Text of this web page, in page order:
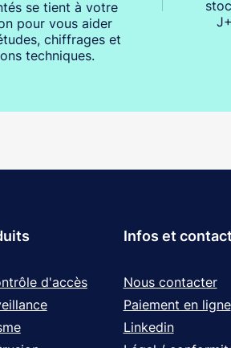
se tient à votre
pour vous aider
chiffrages et
techniques.
d'accès
Infos et contact
Nous contacter
Paiement en ligne
Linkedin